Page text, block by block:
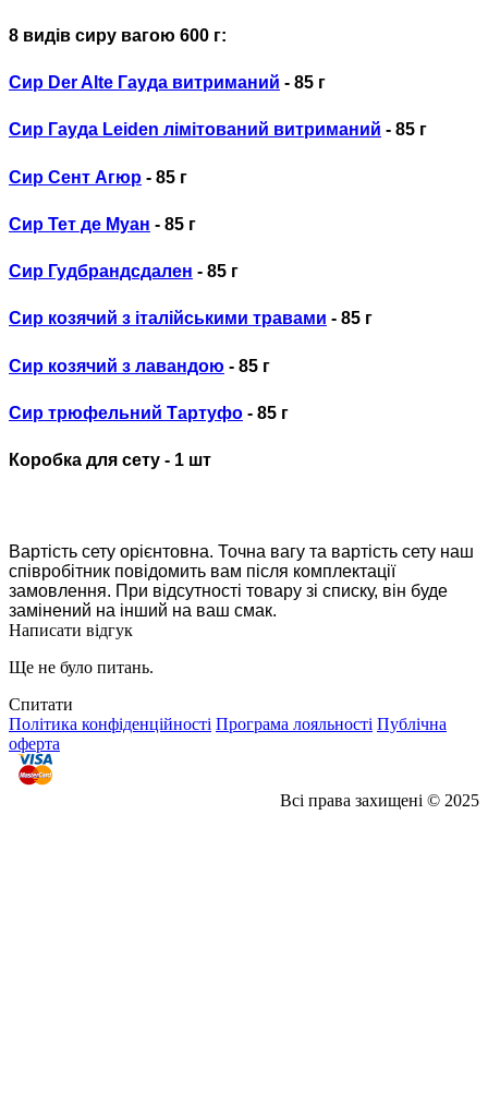
8 видів сиру вагою 600 г:
Сир Der Alte Гауда витриманий - 85 г
Сир Гауда Leiden лімітований витриманий - 85 г
Сир Сент Агюр - 85 г
Сир Тет де Муан - 85 г
Сир Гудбрандсдален - 85 г
Сир козячий з італійськими травами - 85 г
Сир козячий з лавандою - 85 г
Сир трюфельний Тартуфо - 85 г
Коробка для сету - 1 шт
Вартість сету орієнтовна. Точна вагу та вартість сету наш
співробітник повідомить вам після комплектації
замовлення. При відсутності товару зі списку, він буде
замінений на інший на ваш смак.
Написати відгук
Ще не було питань.
Спитати
Політика конфіденційності Програма лояльності Публічна
оферта
Всі права захищені © 2025